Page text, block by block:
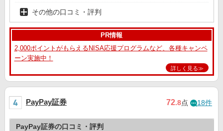
その他の口コミ・評判
PR情報
2,000ポイントがもらえるNISA応援プログラムなど、各種キャンペ
ーン実施中！
詳しく見る≫
PayPay証券 72.8点 18件
PayPay証券の口コミ・評判